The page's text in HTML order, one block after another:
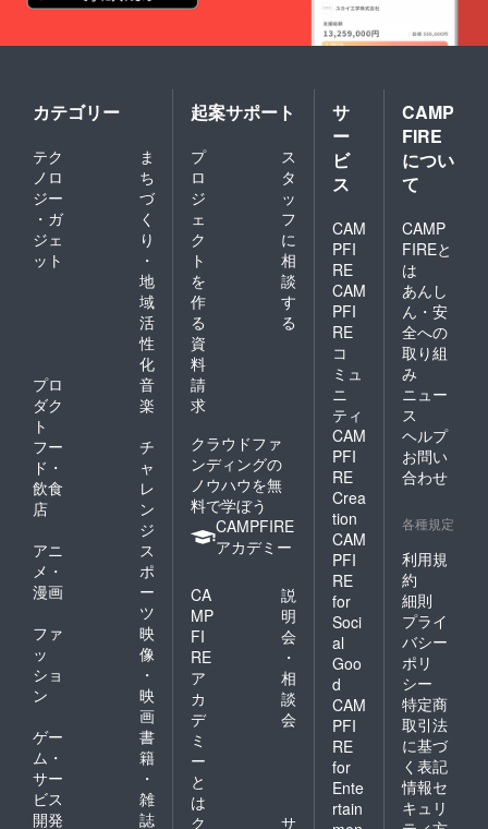
カテゴリー
テク
ノロ
ジー
・ガ
ジェ
ット
ま
ち
づ
く
り
・
地
域
活
性
化
プロ
ダク
ト
音
楽
フー
ド・
飲食
店
チ
ャ
レ
ン
ジ
アニ
メ・
漫画
ス
ポ
ー
ツ
ファ
ッ
ショ
ン
映
像
・
映
画
ゲー
ム・
サー
ビス
開発
書
籍
・
雑
誌
起案サポート
プ
ロ
ジ
ェ
ク
ト
を
作
る
ス
タ
ッ
フ
に
相
談
す
る
資
料
請
求
クラウドファ
ンディングの
ノウハウを無
料で学ぼう
CAMPFIRE
アカデミー
CA
MP
FI
RE
ア
カ
デ
ミ
ー
と
は
説
明
会
・
相
談
会
ク
サ
サ
ー
ビ
ス
CAM
PFI
RE
CAM
PFI
RE
コ
ミュ
ニ
ティ
CAM
PFI
RE
Crea
tion
CAM
PFI
RE
for
Soci
al
Goo
d
CAM
PFI
RE
for
Ente
rtain
CAMP
FIRE
につい
て
CAMP
FIREと
は
あんし
ん・安
全への
取り組
み
ニュー
ス
ヘルプ
お問い
合わせ
各種規定
利用規
約
細則
プライ
バシー
ポリ
シー
特定商
取引法
に基づ
く表記
情報セ
キュリ